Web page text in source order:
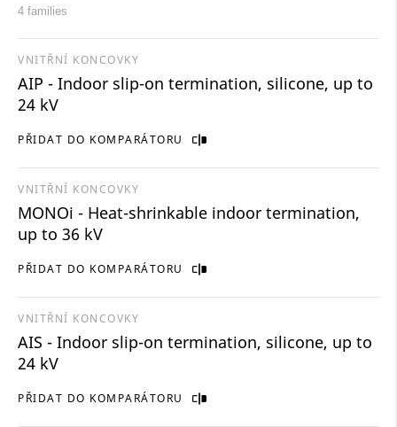
4 families
PŘIDAT DO KOMPARÁTORU
VNITŘNÍ KONCOVKY
AIP - Indoor slip-on termination, silicone, up to
24 kV
PŘIDAT DO KOMPARÁTORU
VNITŘNÍ KONCOVKY
MONOi - Heat-shrinkable indoor termination,
up to 36 kV
PŘIDAT DO KOMPARÁTORU
VNITŘNÍ KONCOVKY
AIS - Indoor slip-on termination, silicone, up to
24 kV